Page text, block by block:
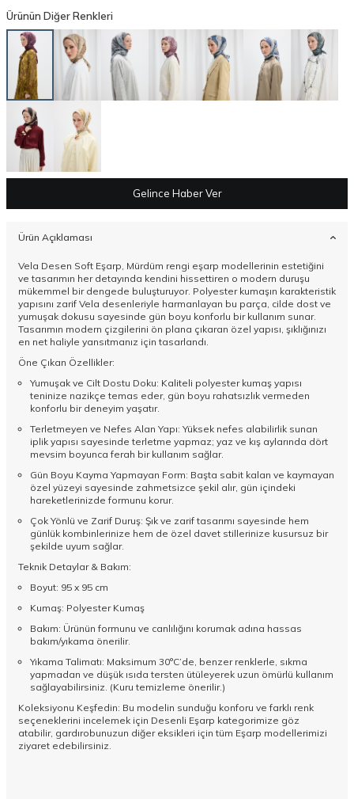
Ürünün Diğer Renkleri
Gelince Haber Ver
Ürün Açıklaması
Vela Desen Soft Eşarp, Mürdüm rengi eşarp modellerinin estetiğini
ve tasarımın her detayında kendini hissettiren o modern duruşu
mükemmel bir dengede buluşturuyor. Polyester kumaşın karakteristik
yapısını zarif Vela desenleriyle harmanlayan bu parça, cilde dost ve
yumuşak dokusu sayesinde gün boyu konforlu bir kullanım sunar.
Tasarımın modern çizgilerini ön plana çıkaran özel yapısı, şıklığınızı
en net haliyle yansıtmanız için tasarlandı.
Öne Çıkan Özellikler:
Yumuşak ve Cilt Dostu Doku: Kaliteli polyester kumaş yapısı
teninize nazikçe temas eder, gün boyu rahatsızlık vermeden
konforlu bir deneyim yaşatır.
Terletmeyen ve Nefes Alan Yapı: Yüksek nefes alabilirlik sunan
iplik yapısı sayesinde terletme yapmaz; yaz ve kış aylarında dört
mevsim boyunca ferah bir kullanım sağlar.
Gün Boyu Kayma Yapmayan Form: Başta sabit kalan ve kaymayan
özel yüzeyi sayesinde zahmetsizce şekil alır, gün içindeki
hareketlerinizde formunu korur.
Çok Yönlü ve Zarif Duruş: Şık ve zarif tasarımı sayesinde hem
günlük kombinlerinize hem de özel davet stillerinize kusursuz bir
şekilde uyum sağlar.
Teknik Detaylar & Bakım:
Boyut: 95 x 95 cm
Kumaş: Polyester Kumaş
Bakım: Ürünün formunu ve canlılığını korumak adına hassas
bakım/yıkama önerilir.
Yıkama Talimatı: Maksimum 30°C’de, benzer renklerle, sıkma
yapmadan ve düşük ısıda tersten ütüleyerek uzun ömürlü kullanım
sağlayabilirsiniz. (Kuru temizleme önerilir.)
Koleksiyonu Keşfedin: Bu modelin sunduğu konforu ve farklı renk
seçeneklerini incelemek için Desenli Eşarp kategorimize göz
atabilir, gardırobunuzun diğer eksikleri için tüm Eşarp modellerimizi
ziyaret edebilirsiniz.